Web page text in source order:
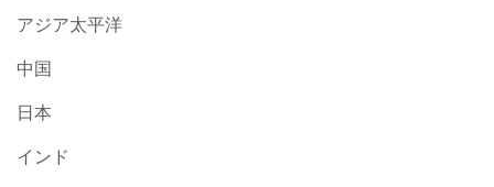
アジア太平洋
中国
日本
インド